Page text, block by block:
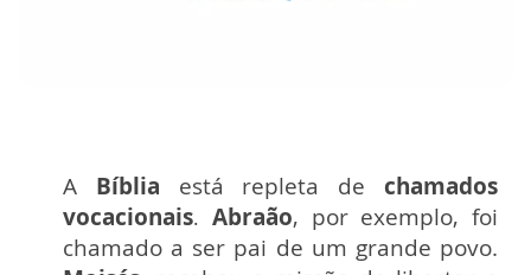
A Bíblia está repleta dechamados
vocacionais. Abraão, por exemplo, foi
chamado a ser pai de um grande povo.